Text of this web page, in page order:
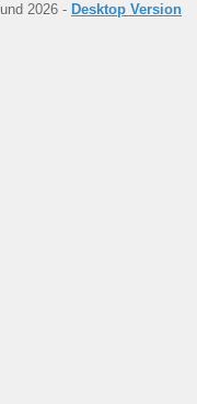
2026 - Desktop Version